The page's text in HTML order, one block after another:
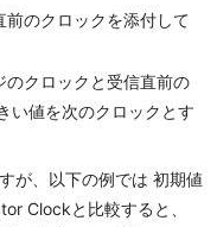
前のクロックを添付して
のクロックと受信直前の
い値を次のクロックとす
が、以下の例では 初期値
Clockと比較すると、